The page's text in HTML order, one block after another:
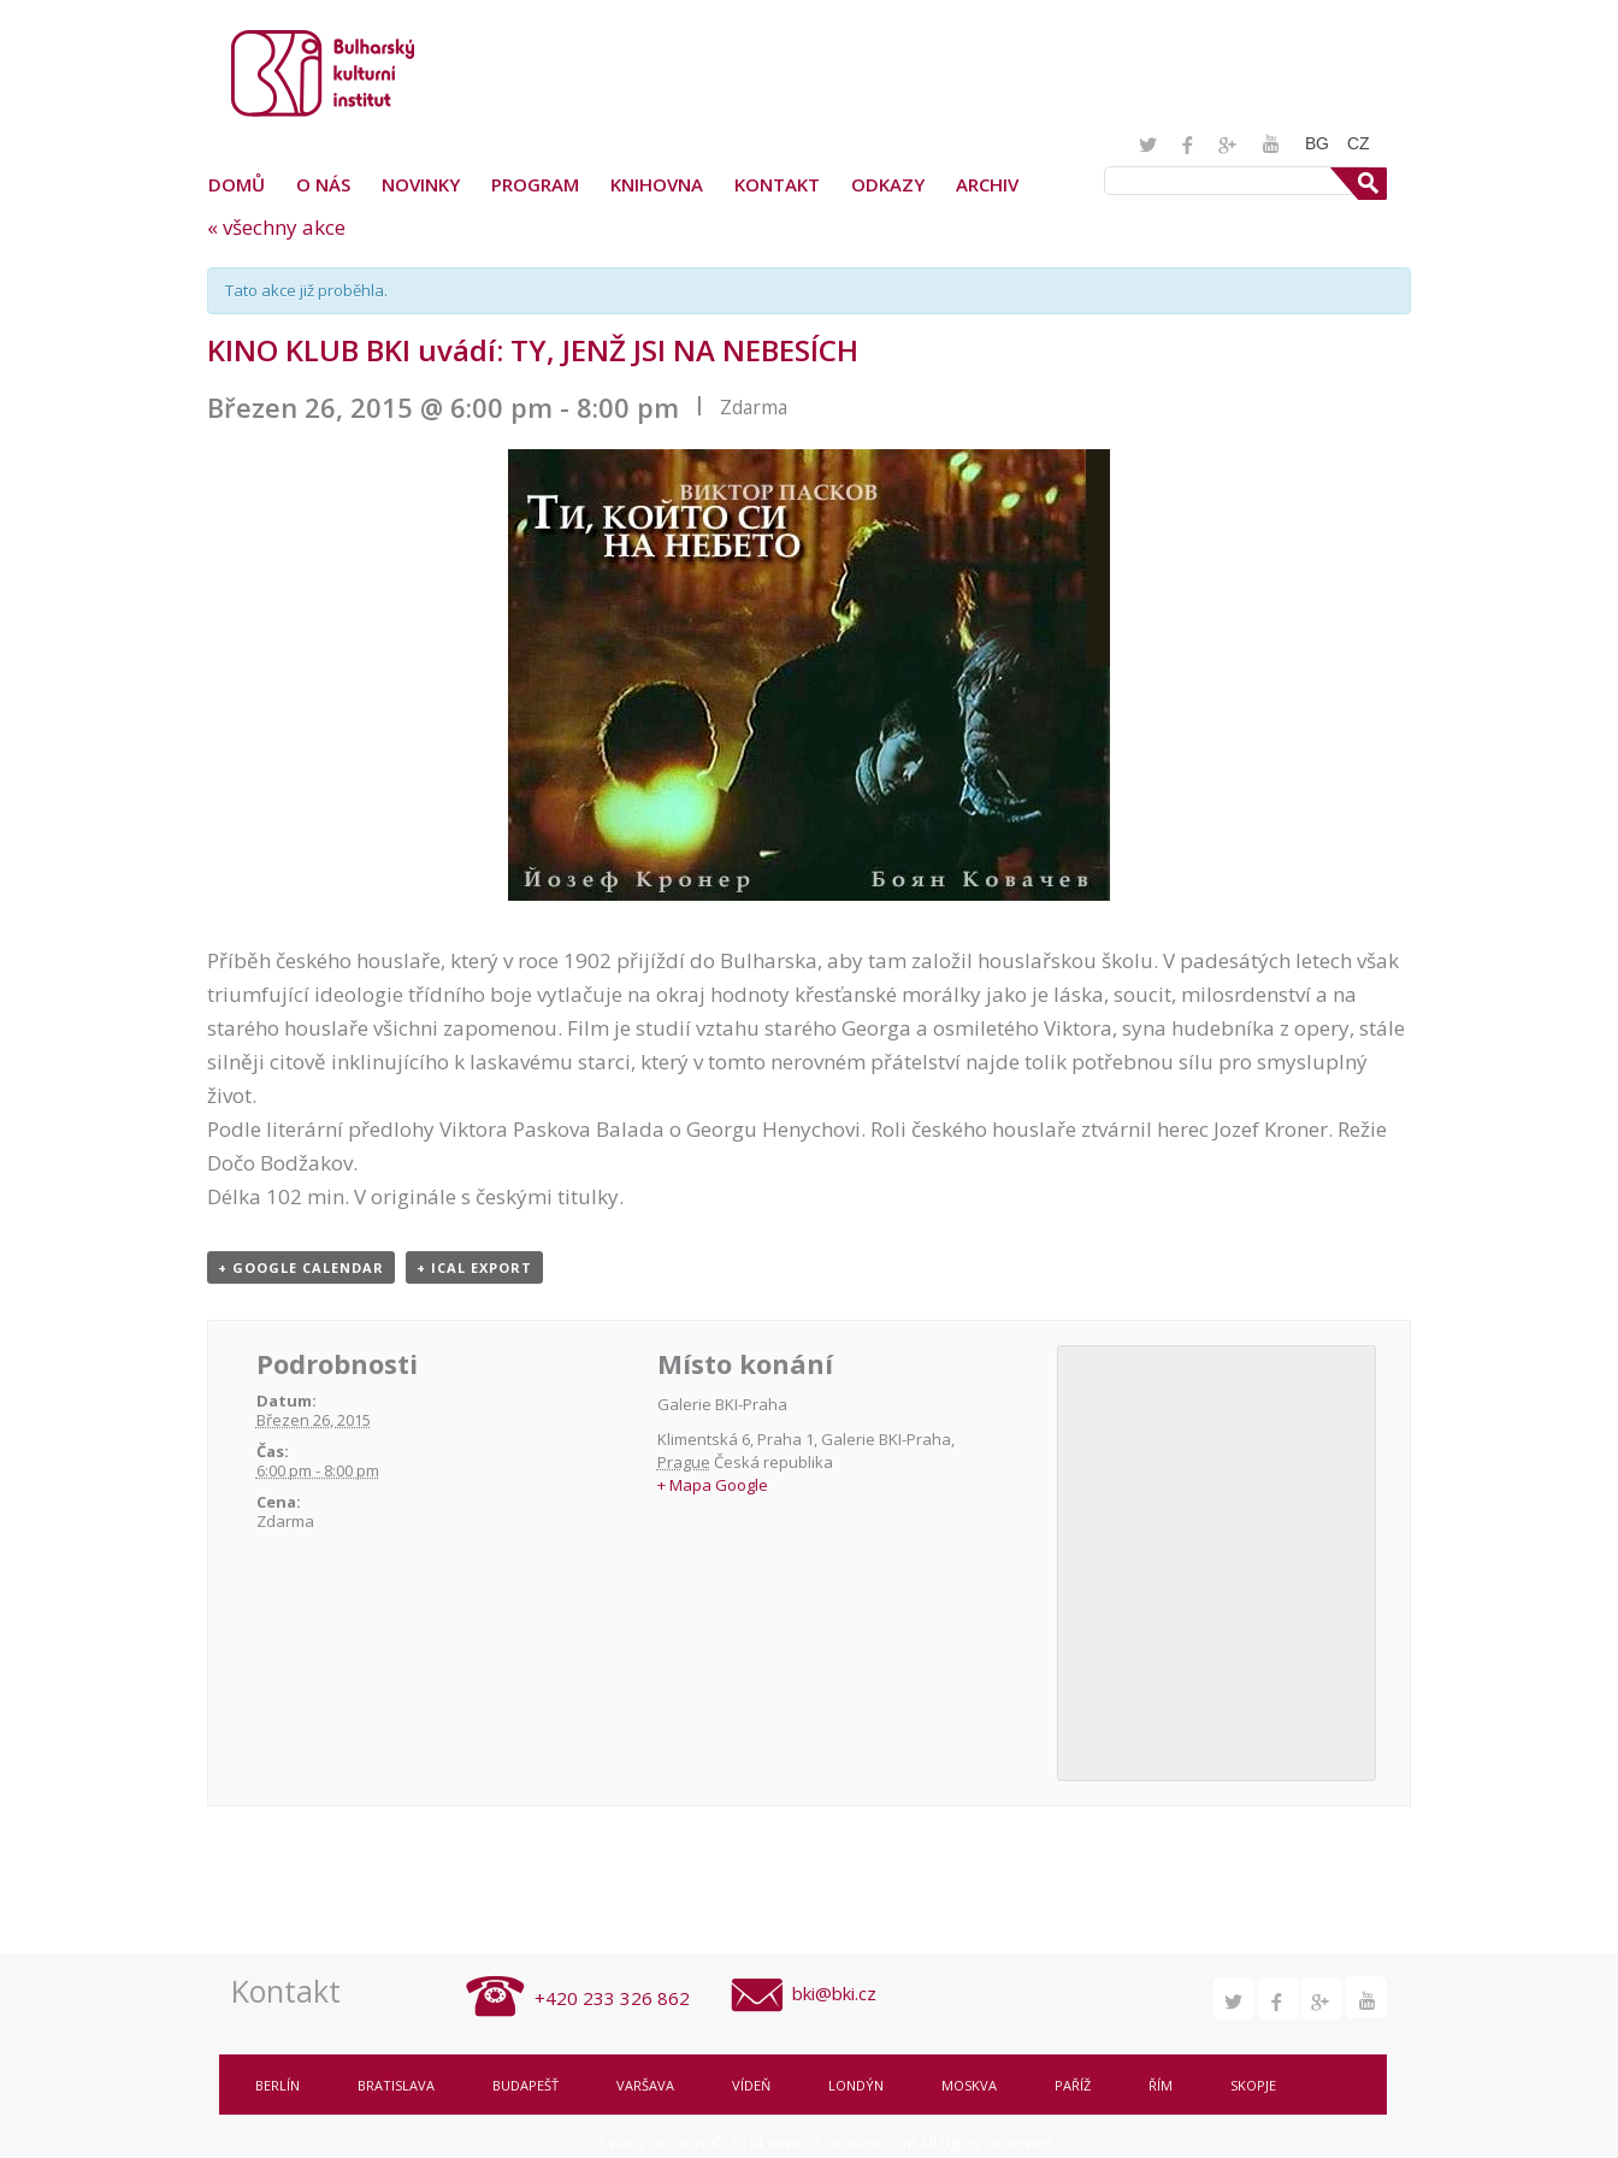
BG CZ
DOMŮ O NÁS NOVINKY PROGRAM KNIHOVNA KONTAKT ODKAZY ARCHIV
« všechny akce
Tato akce již proběhla.
KINO KLUB BKI uvádí: TY, JENŽ JSI NA NEBESÍCH
Březen 26, 2015 @ 6:00 pm - 8:00 pm | Zdarma
Příběh českého houslaře, který v roce 1902 přijíždí do Bulharska, aby tam založil houslařskou školu. V padesátých letech však
triumfující ideologie třídního boje vytlačuje na okraj hodnoty křesťanské morálky jako je láska, soucit, milosrdenství a na
starého houslaře všichni zapomenou. Film je studií vztahu starého Georga a osmiletého Viktora, syna hudebníka z opery, stále
silněji citově inklinujícího k laskavému starci, který v tomto nerovném přátelství najde tolik potřebnou sílu pro smysluplný
život.
Podle literární předlohy Viktora Paskova Balada o Georgu Henychovi. Roli českého houslaře ztvárnil herec Jozef Kroner. Režie
Dočo Bodžakov.
Délka 102 min. V originále s českými titulky.
+ GOOGLE CALENDAR + ICAL EXPORT
Podrobnosti
Datum:
Březen 26, 2015
Čas:
6:00 pm - 8:00 pm
Cena:
Zdarma
Místo konání
Galerie BKI-Praha
Klimentská 6, Praha 1, Galerie BKI-Praha,
Prague Česká republika
+ Mapa Google
Kontakt +420 233 326 862 bki@bki.cz
BERLÍN BRATISLAVA BUDAPEŠŤ VARŠAVA VÍDEŇ LONDÝN MOSKVA PAŘÍŽ ŘÍM SKOPJE